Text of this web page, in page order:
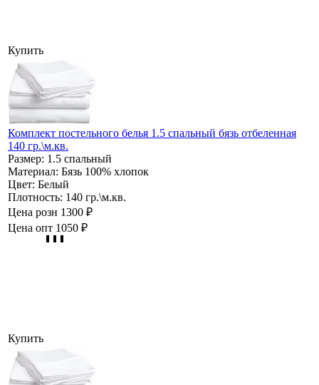
Купить
Комплект постельного белья 1.5 спальный бязь отбеленная
140 гр.\м.кв.
Размер: 1.5 спальный
Материал: Бязь 100% хлопок
Цвет: Белый
Плотность: 140 гр.\м.кв.
Цена розн 1300 ₽
Цена опт 1050 ₽
Купить